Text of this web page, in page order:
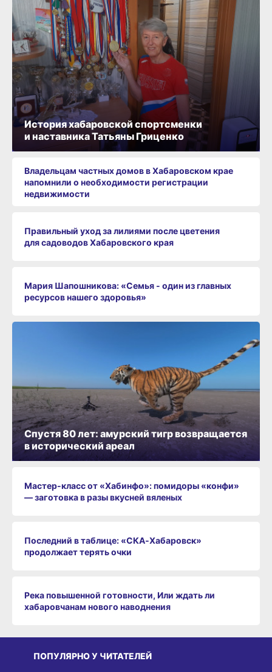
История хабаровской спортсменки
и наставника Татьяны Гриценко
Владельцам частных домов в Хабаровском крае
напомнили о необходимости регистрации
недвижимости
Правильный уход за лилиями после цветения
для садоводов Хабаровского края
Мария Шапошникова: «Семья - один из главных
ресурсов нашего здоровья»
Мастер-класс от «Хабинфо»: помидоры «конфи»
— заготовка в разы вкусней вяленых
Последний в таблице: «СКА‑Хабаровск»
продолжает терять очки
Река повышенной готовности, Или ждать ли
хабаровчанам нового наводнения
Спустя 80 лет: амурский тигр возвращается
в исторический ареал
ПОПУЛЯРНО У ЧИТАТЕЛЕЙ